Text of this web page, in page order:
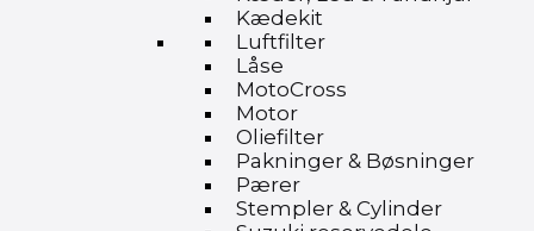
Kædekit
Luftfilter
Låse
MotoCross
Motor
Oliefilter
Pakninger & Bøsninger
Pærer
Stempler & Cylinder